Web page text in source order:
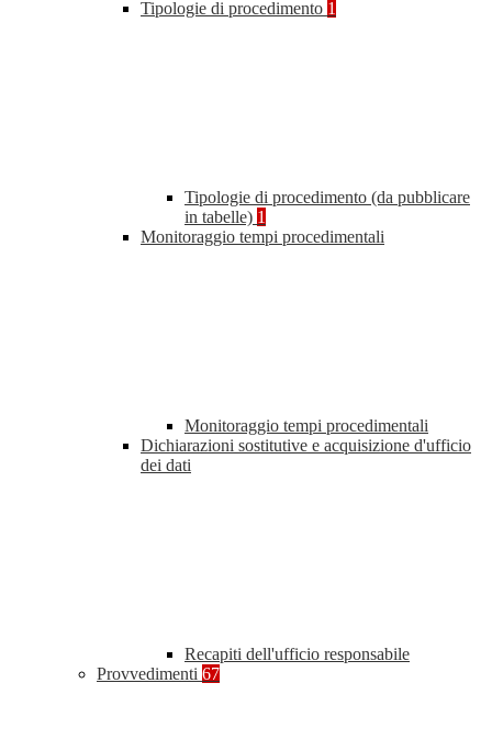
Tipologie di procedimento 1
Tipologie di procedimento (da pubblicare
in tabelle) 1
Monitoraggio tempi procedimentali
Monitoraggio tempi procedimentali
Dichiarazioni sostitutive e acquisizione d'ufficio
dei dati
Recapiti dell'ufficio responsabile
Provvedimenti 67